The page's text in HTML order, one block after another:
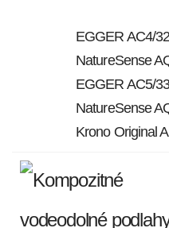
EGGER AC4/32
NatureSense
EGGER AC5/
NatureSense
Krono Original